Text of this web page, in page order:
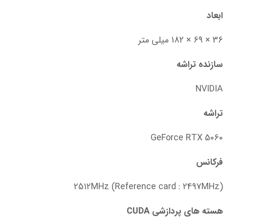
ابعاد
36 × 69 × 182 میلی‌ متر
سازنده تراشه
NVIDIA
تراشه
GeForce RTX 5060
فرکانس
2512MHz (Reference card : 2497MHz)
هسته های پردازشی CUDA